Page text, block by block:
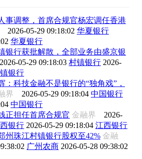
事调整，首席合规官杨宏调任香港
2026-05-29 09:18:02 华夏银行
华夏银行
银行获批解散，全部业务由盛京银
2026-05-29 09:18:03 村镇银行 2026-
银行
：科技金融不是银行的“独角戏”，
界 2026-05-29 09:18:04 中国银行
中国银行
正担任首席合规官 金融界 2026-
银行 2026-05-29 09:18:04 江西银行
州珠江村镇银行股权至42% 金融
广州农商 2026-05-28 09:38:02